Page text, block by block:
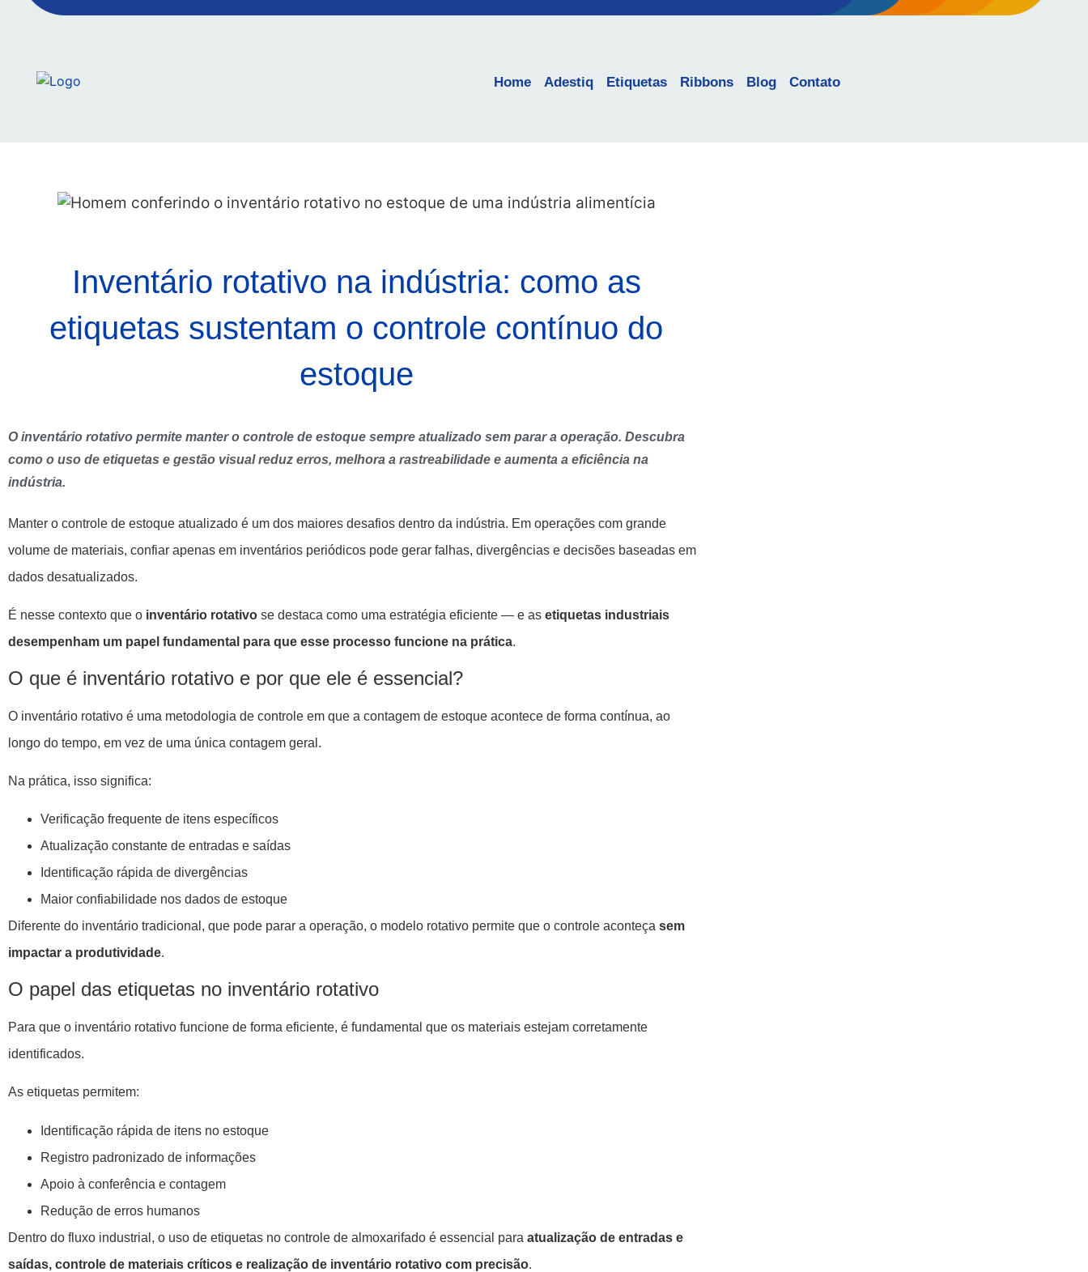
Home Adestiq Etiquetas Ribbons Blog Contato
Inventário rotativo na indústria: como as
etiquetas sustentam o controle contínuo do
estoque
O inventário rotativo permite manter o controle de estoque sempre atualizado sem parar a operação. Descubra
como o uso de etiquetas e gestão visual reduz erros, melhora a rastreabilidade e aumenta a eficiência na
indústria.
Manter o controle de estoque atualizado é um dos maiores desafios dentro da indústria. Em operações com grande
volume de materiais, confiar apenas em inventários periódicos pode gerar falhas, divergências e decisões baseadas em
dados desatualizados.
É nesse contexto que o inventário rotativo se destaca como uma estratégia eficiente — e as etiquetas industriais
desempenham um papel fundamental para que esse processo funcione na prática.
O que é inventário rotativo e por que ele é essencial?
O inventário rotativo é uma metodologia de controle em que a contagem de estoque acontece de forma contínua, ao
longo do tempo, em vez de uma única contagem geral.
Na prática, isso significa:
Verificação frequente de itens específicos
Atualização constante de entradas e saídas
Identificação rápida de divergências
Maior confiabilidade nos dados de estoque
Diferente do inventário tradicional, que pode parar a operação, o modelo rotativo permite que o controle aconteça sem
impactar a produtividade.
O papel das etiquetas no inventário rotativo
Para que o inventário rotativo funcione de forma eficiente, é fundamental que os materiais estejam corretamente
identificados.
As etiquetas permitem:
Identificação rápida de itens no estoque
Registro padronizado de informações
Apoio à conferência e contagem
Redução de erros humanos
Dentro do fluxo industrial, o uso de etiquetas no controle de almoxarifado é essencial para atualização de entradas e
saídas, controle de materiais críticos e realização de inventário rotativo com precisão.